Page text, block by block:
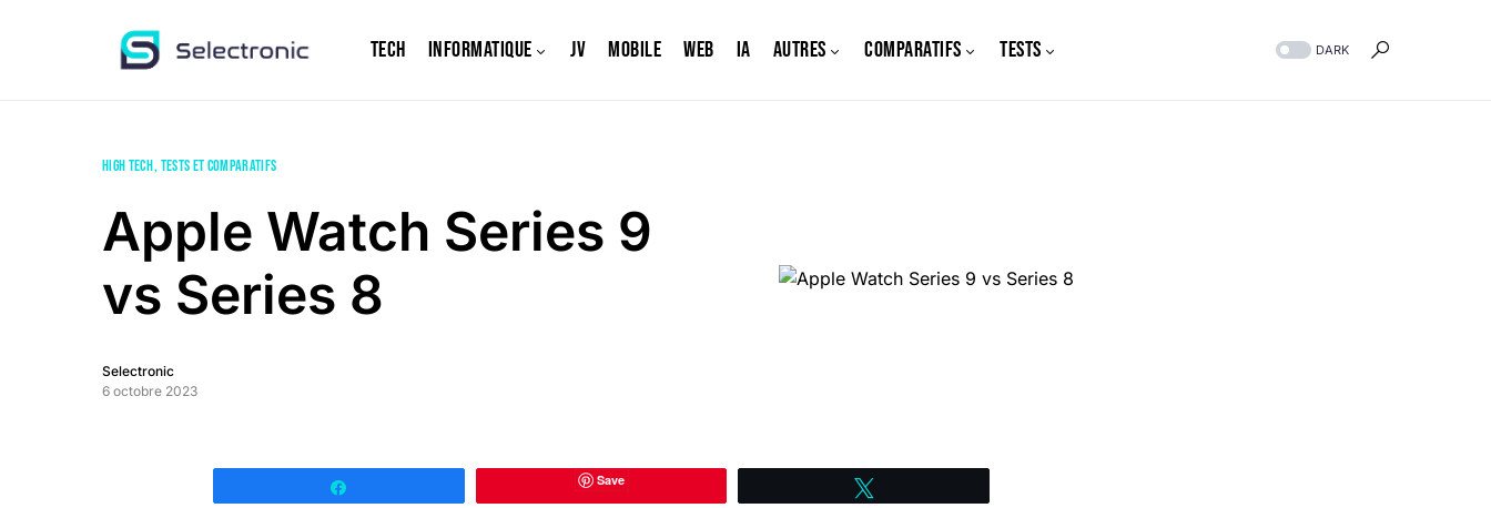
Tech Informatique JV Mobile Web IA Autres Comparatifs Tests DARK
HIGH TECH TESTS ET COMPARATIFS
Apple Watch Series 9
vs Series 8
Selectronic
6 octobre 2023
Save